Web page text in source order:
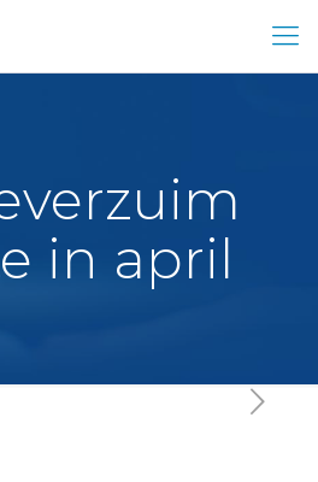
in april